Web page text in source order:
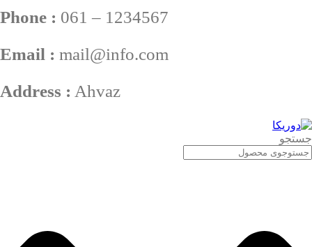
Phone : 061 – 1234567
Email : mail@info.com
Address : Ahvaz
جستجو